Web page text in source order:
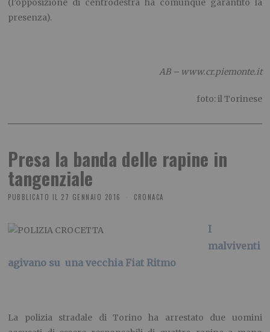
(l’opposizione di centrodestra ha comunque garantito la
presenza).
AB – www.cr.piemonte.it
foto: il Torinese
Presa la banda delle rapine in
tangenziale
PUBBLICATO IL 27 GENNAIO 2016 CRONACA
I
malviventi
agivano su una vecchia Fiat Ritmo
La polizia stradale di Torino ha arrestato due uomini